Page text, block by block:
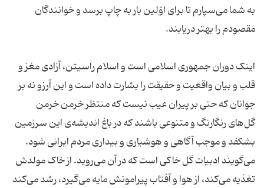
به شما می‌سپارم تا برای اوّلین بار به چاپ برسد و خوانندگان
اینک دوران جمهوری اسلامی است و اسلام راسیتن، آزادی مغز و
قلب و بیان واقعیت و حقیقت را بشارت داده است و این آرزو نه بر
جوانان که حتی بر پیران عیب نیست که منتظر خرمن خرمن
گل‌های رنگارنگ و متنوعی باشند که در باغ اندیشه‌ی این سرزمین
می‌گویند ادبیات گل خاکی است که در آن می‌روید. از خاک مولدش
تغذیه می‌کند، از هوا و آفتاب پیرامونش مایه می‌گیرد، رشد می‌کند